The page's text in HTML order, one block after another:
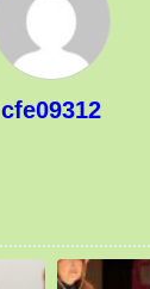
cfe09312